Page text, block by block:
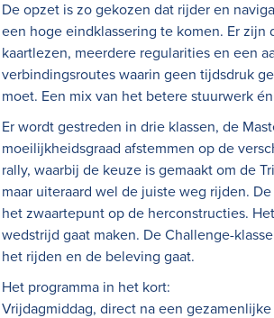
De opzet is zo gekozen dat rijder en
een hoge eindklassering te komen. Er
kaartlezen, meerdere regularities en een
verbindingsroutes waarin geen tijdsdruk
moet. Een mix van het betere stuurwerk
Er wordt gestreden in drie klassen, de
moeilijkheidsgraad afstemmen op de
rally, waarbij de keuze is gemaakt om de
maar uiteraard wel de juiste weg rijden.
het zwaartepunt op de herconstructies.
wedstrijd gaat maken. De Challenge-
het rijden en de beleving gaat.
Het programma in het kort:
Vrijdagmiddag, direct na een